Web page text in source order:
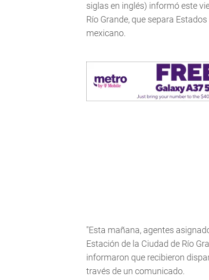
siglas en inglés) informó este
Río Grande, que separa
mexicano.
"Esta mañana, agentes
Estación de la Ciudad de Río
informaron que recibieron
través de un comunicado.